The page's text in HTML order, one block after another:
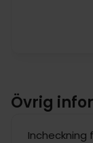
hårtork, nya
Husdjur är
Övrig
Incheckning